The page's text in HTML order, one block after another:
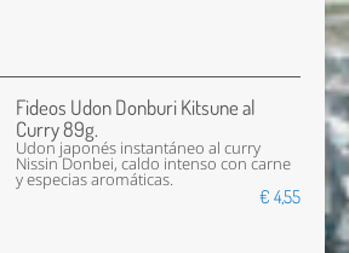
Fideos Udon Donburi Kitsune al
Curry 89g.
Udon japonés instantáneo al curry
Nissin Donbei, caldo intenso con carne
y especias aromáticas.
€ 4,55